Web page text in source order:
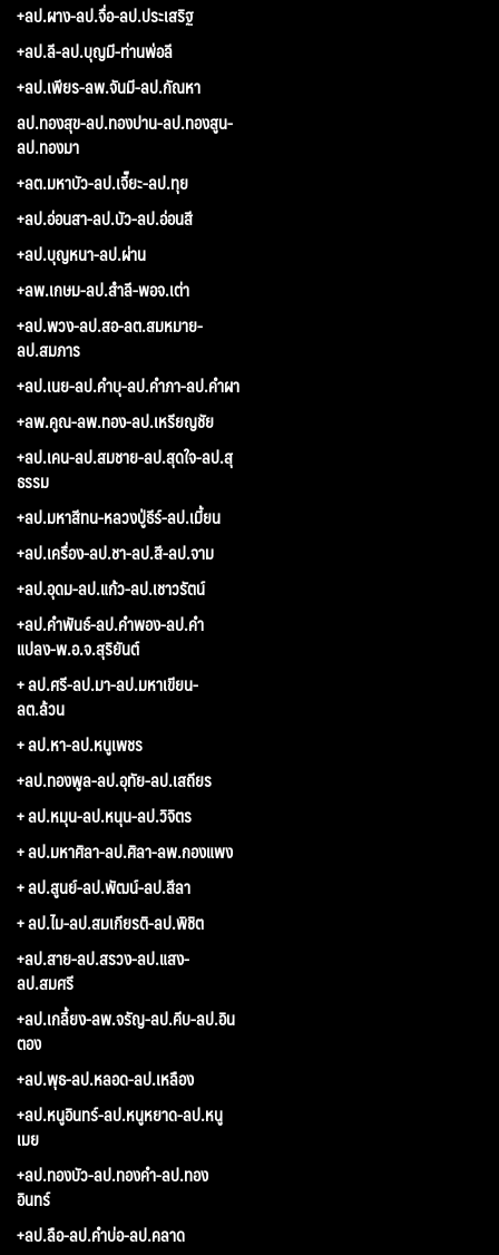
+ลป.ผาง-ลป.จื่อ-ลป.ประเสริฐ
+ลป.ลี-ลป.บุญมี-ท่านพ่อลี
+ลป.เพียร-ลพ.จันมี-ลป.กัณหา
ลป.ทองสุข-ลป.ทองปาน-ลป.ทองสูน-
ลป.ทองมา
+ลต.มหาบัว-ลป.เจี๊ยะ-ลป.ทุย
+ลป.อ่อนสา-ลป.บัว-ลป.อ่อนสี
+ลป.บุญหนา-ลป.ผ่าน
+ลพ.เกษม-ลป.สำลี-พอจ.เต่า
+ลป.พวง-ลป.สอ-ลต.สมหมาย-
ลป.สมภาร
+ลป.เนย-ลป.คำบุ-ลป.คำภา-ลป.คำผา
+ลพ.คูณ-ลพ.ทอง-ลป.เหรียญชัย
+ลป.เคน-ลป.สมชาย-ลป.สุดใจ-ลป.สุ
ธรรม
+ลป.มหาสีทน-หลวงปู่ธีร์-ลป.เมี้ยน
+ลป.เครื่อง-ลป.ชา-ลป.สี-ลป.จาม
+ลป.อุดม-ลป.แก้ว-ลป.เชาวรัตน์
+ลป.คำพันธ์-ลป.คำพอง-ลป.คำ
แปลง-พ.อ.จ.สุริยันต์
+ ลป.ศรี-ลป.มา-ลป.มหาเขียน-
ลต.ล้วน
+ ลป.หา-ลป.หนูเพชร
+ลป.ทองพูล-ลป.อุทัย-ลป.เสถียร
+ ลป.หมุน-ลป.หนุน-ลป.วิจิตร
+ ลป.มหาศิลา-ลป.ศิลา-ลพ.กองแพง
+ ลป.สูนย์-ลป.พัฒน์-ลป.สีลา
+ ลป.ไม-ลป.สมเกียรติ-ลป.พิชิต
+ลป.สาย-ลป.สรวง-ลป.แสง-
ลป.สมศรี
+ลป.เกลี้ยง-ลพ.จรัญ-ลป.คีบ-ลป.อิน
ตอง
+ลป.พุธ-ลป.หลอด-ลป.เหลือง
+ลป.หนูอินทร์-ลป.หนูหยาด-ลป.หนู
เมย
+ลป.ทองบัว-ลป.ทองคำ-ลป.ทอง
อินทร์
+ลป.ลือ-ลป.คำบ่อ-ลป.คลาด